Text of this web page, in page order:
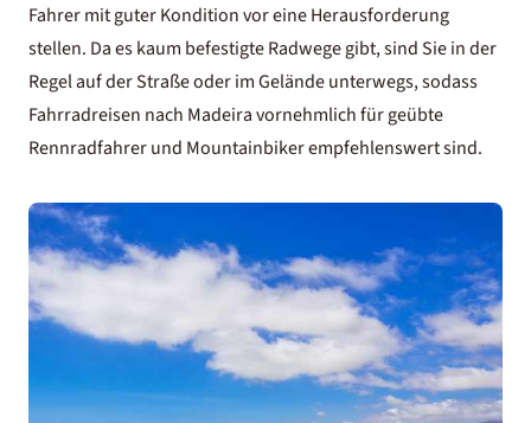
Fahrer mit guter Kondition vor eine Herausforderung
stellen. Da es kaum befestigte Radwege gibt, sind Sie in der
Regel auf der Straße oder im Gelände unterwegs, sodass
Fahrradreisen nach Madeira vornehmlich für geübte
Rennradfahrer und Mountainbiker empfehlenswert sind.